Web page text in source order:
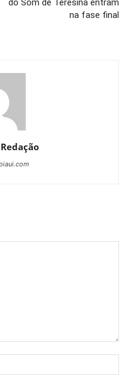
do Som de Teresina entram
na fase final